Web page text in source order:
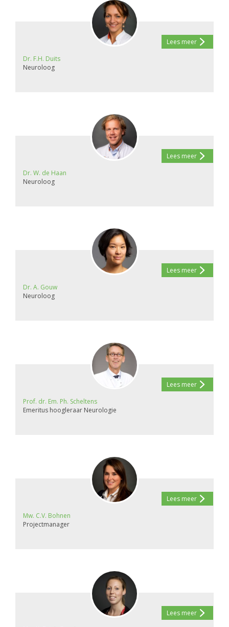
Dr. F.H. Duits
Neuroloog
Lees meer
Dr. W. de Haan
Neuroloog
Lees meer
Dr. A. Gouw
Neuroloog
Lees meer
Prof. dr. Em. Ph. Scheltens
Emeritus hoogleraar Neurologie
Lees meer
Mw. C.V. Bohnen
Projectmanager
Lees meer
Lees meer